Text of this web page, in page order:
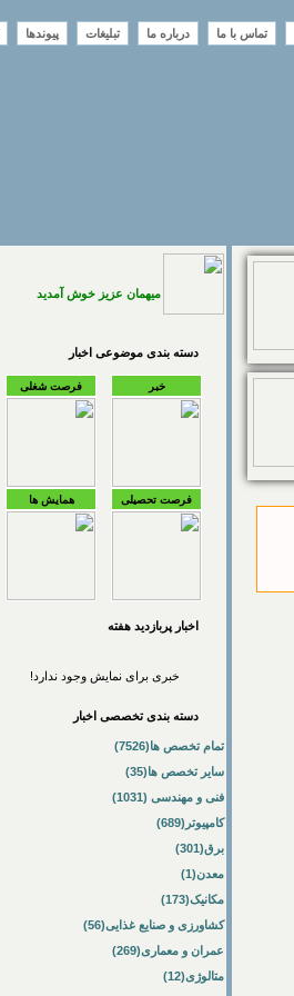
تماس با ما درباره ما تبلیغات پیوندها
میهمان عزیز خوش آمدید
دسته بندی موضوعی اخبار
خبر فرصت شغلی
فرصت تحصیلی همایش ها
اخبار پربازديد هفته
خبری برای نمایش وجود ندارد!
دسته بندی تخصصی اخبار
تمام تخصص ها(7526)
سایر تخصص ها(35)
فنی و مهندسی (1031)
کامپیوتر(689)
برق(301)
معدن(1)
مکانیک(173)
کشاورزی و صنایع غذایی(56)
عمران و معماری(269)
متالوژی(12)